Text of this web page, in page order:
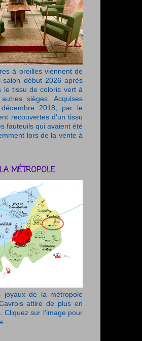
à oreilles viennent de
salon début 2026 après
le tissu de coloris vert à
sièges. Acquises
2018, par le
recouvertes d'un tissu
fauteuils qui avaient été
lors de la vente à
MÉTROPOLE
joyaux de la métropole
attire de plus en
Cliquez sur l'image pour